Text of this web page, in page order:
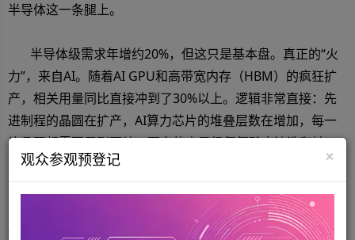
半导体这一条腿上。
半导体级需求年增约20%，但这只是基本盘。真正的“火
力”，来自AI。随着AI GPU和高带宽内存（HBM）的疯狂扩
产，相关用量同比直接冲到了30%以上。逻辑非常直接：先
进制程的晶圆在扩产，AI算力芯片的堆叠层数在增加，每一
片晶圆都需要用到更纯、更多的电子级氢氟酸去清洗和蚀
刻。
这瓶“酸”，已经从过去的边角料，变成了晶圆厂里必须保
供的刚需。这条需求曲线，正跟着全球AI算力军备竞赛一起
×
观众参观预登记